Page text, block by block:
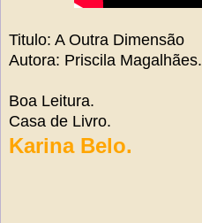
Titulo: A Outra Dimensão
Autora: Priscila Magalhães.
Boa Leitura.
Casa de Livro.
Karina Belo.